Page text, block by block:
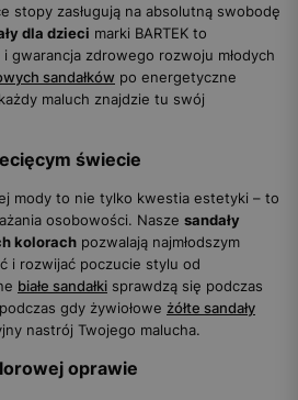
stopy zasługują na absolutną swobodę
dla dzieci marki BARTEK to
gwarancja zdrowego rozwoju młodych
sandałków po energetyczne
maluch znajdzie tu swój
świecie
mody to nie tylko kwestia estetyki – to
osobowości. Nasze sandały
kolorach pozwalają najmłodszym
i rozwijać poczucie stylu od
białe sandałki sprawdzą się podczas
gdy żywiołowe żółte sandały
nastrój Twojego malucha.
oprawie